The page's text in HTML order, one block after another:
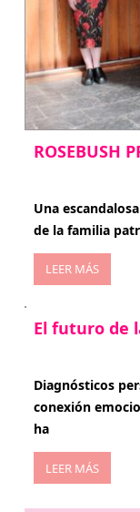
ROSEBUSH
Una
de la familia
LEER MÁS
El futuro de
Diagnósticos
conexión
ha
LEER MÁS